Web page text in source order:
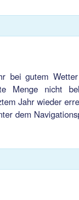
bei gutem
Menge nicht
Jahr wieder
dem